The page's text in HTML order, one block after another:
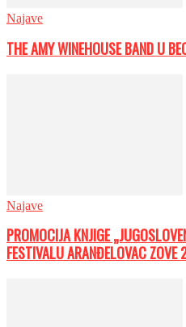
Najave
THE AMY WINEHOUSE BAND U
Najave
PROMOCIJA KNJIGE
FESTIVALU ARANĐELOVAC